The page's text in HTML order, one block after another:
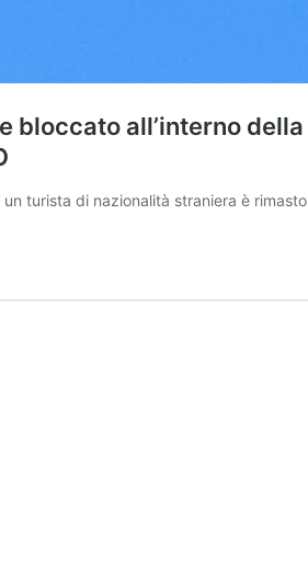
bloccato all’interno
un turista di nazionalità straniera è